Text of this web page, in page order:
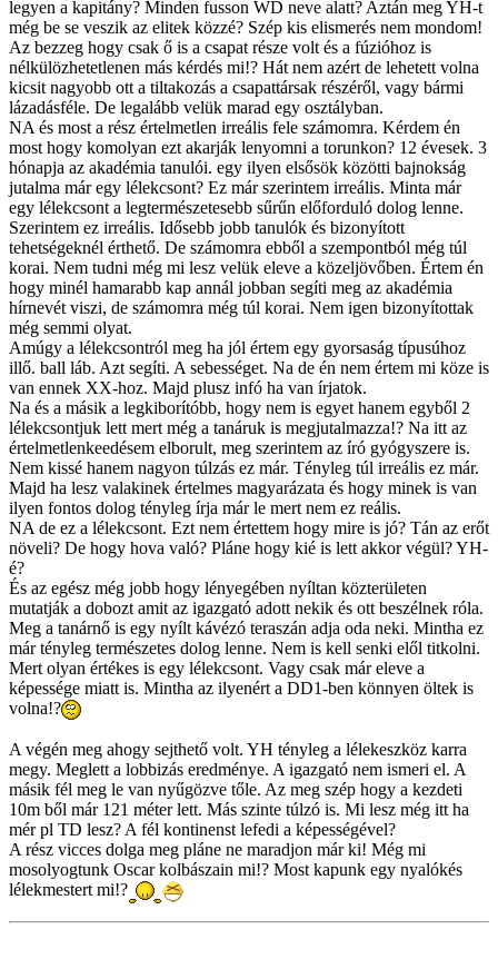
legyen a kapitány? Minden fusson WD neve alatt? Aztán meg YH-t
még be se veszik az elitek közzé? Szép kis elismerés nem mondom!
Az bezzeg hogy csak ő is a csapat része volt és a fúzióhoz is
nélkülözhetetlenen más kérdés mi!? Hát nem azért de lehetett volna
kicsit nagyobb ott a tiltakozás a csapattársak részéről, vagy bármi
lázadásféle. De legalább velük marad egy osztályban.
NA és most a rész értelmetlen irreális fele számomra. Kérdem én
most hogy komolyan ezt akarják lenyomni a torunkon? 12 évesek. 3
hónapja az akadémia tanulói. egy ilyen elsősök közötti bajnokság
jutalma már egy lélekcsont? Ez már szerintem irreális. Minta már
egy lélekcsont a legtermészetesebb sűrűn előforduló dolog lenne.
Szerintem ez irreális. Idősebb jobb tanulók és bizonyított
tehetségeknél érthető. De számomra ebből a szempontból még túl
korai. Nem tudni még mi lesz velük eleve a közeljövőben. Értem én
hogy minél hamarabb kap annál jobban segíti meg az akadémia
hírnevét viszi, de számomra még túl korai. Nem igen bizonyítottak
még semmi olyat.
Amúgy a lélekcsontról meg ha jól értem egy gyorsaság típusúhoz
illő. ball láb. Azt segíti. A sebességet. Na de én nem értem mi köze is
van ennek XX-hoz. Majd plusz infó ha van írjatok.
Na és a másik a legkiborítóbb, hogy nem is egyet hanem egyből 2
lélekcsontjuk lett mert még a tanáruk is megjutalmazza!? Na itt az
értelmetlenkeedésem elborult, meg szerintem az író gyógyszere is.
Nem kissé hanem nagyon túlzás ez már. Tényleg túl irreális ez már.
Majd ha lesz valakinek értelmes magyarázata és hogy minek is van
ilyen fontos dolog tényleg írja már le mert nem ez reális.
NA de ez a lélekcsont. Ezt nem értettem hogy mire is jó? Tán az erőt
növeli? De hogy hova való? Pláne hogy kié is lett akkor végül? YH-
é?
És az egész még jobb hogy lényegében nyíltan közterületen
mutatják a dobozt amit az igazgató adott nekik és ott beszélnek róla.
Meg a tanárnő is egy nyílt kávézó teraszán adja oda neki. Mintha ez
már tényleg természetes dolog lenne. Nem is kell senki elől titkolni.
Mert olyan értékes is egy lélekcsont. Vagy csak már eleve a
képessége miatt is. Mintha az ilyenért a DD1-ben könnyen öltek is
volna!?
A végén meg ahogy sejthető volt. YH tényleg a lélekeszköz karra
megy. Meglett a lobbizás eredménye. A igazgató nem ismeri el. A
másik fél meg le van nyűgözve tőle. Az meg szép hogy a kezdeti
10m ből már 121 méter lett. Más szinte túlzó is. Mi lesz még itt ha
mér pl TD lesz? A fél kontinenst lefedi a képességével?
A rész vicces dolga meg pláne ne maradjon már ki! Még mi
mosolyogtunk Oscar kolbászain mi!? Most kapunk egy nyalókés
lélekmestert mi!?